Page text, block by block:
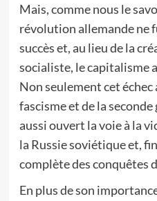
Mais, comme nous le
révolution allemande ne
succès et, au lieu de la
socialiste, le capitalisme
Non seulement cet
fascisme et de la
aussi ouvert la voie à la
la Russie soviétique et,
complète des conquêtes
En plus de son